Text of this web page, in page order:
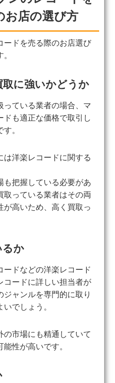
お店の選び方
ードを売る際のお店選び
に強いかどうか
っている業者の場合、マ
ドも適正な価格で取引し
。
は洋楽レコードに関する
も把握している必要があ
取っている業者はその両
が高いため、高く買取っ
るか
ードなどの洋楽レコード
コードに詳しい担当者が
ャンルを専門的に取り
でしょう。
の市場にも精通していて
性が高いです。